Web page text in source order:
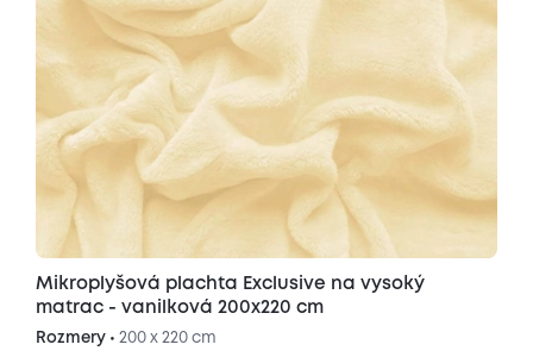
Mikroplyšová plachta Exclusive na vysoký
matrac - vanilková 200x220 cm
Rozmery • 200 x 220 cm